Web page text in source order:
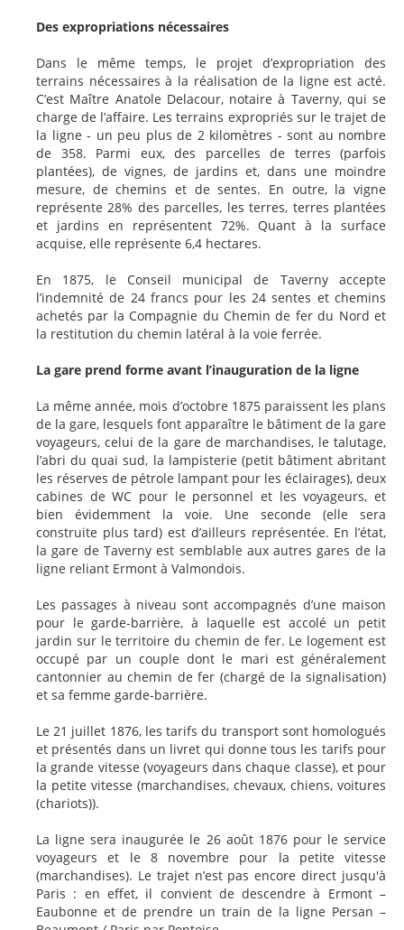
Des expropriations nécessaires
Dans le même temps, le projet d’expropriation des
terrains nécessaires à la réalisation de la ligne est acté.
C’est Maître Anatole Delacour, notaire à Taverny, qui se
charge de l’affaire. Les terrains expropriés sur le trajet de
la ligne - un peu plus de 2 kilomètres - sont au nombre
de 358. Parmi eux, des parcelles de terres (parfois
plantées), de vignes, de jardins et, dans une moindre
mesure, de chemins et de sentes. En outre, la vigne
représente 28% des parcelles, les terres, terres plantées
et jardins en représentent 72%. Quant à la surface
acquise, elle représente 6,4 hectares.
En 1875, le Conseil municipal de Taverny accepte
l’indemnité de 24 francs pour les 24 sentes et chemins
achetés par la Compagnie du Chemin de fer du Nord et
la restitution du chemin latéral à la voie ferrée.
La gare prend forme avant l’inauguration de la ligne
La même année, mois d’octobre 1875 paraissent les plans
de la gare, lesquels font apparaître le bâtiment de la gare
voyageurs, celui de la gare de marchandises, le talutage,
l’abri du quai sud, la lampisterie (petit bâtiment abritant
les réserves de pétrole lampant pour les éclairages), deux
cabines de WC pour le personnel et les voyageurs, et
bien évidemment la voie. Une seconde (elle sera
construite plus tard) est d’ailleurs représentée. En l’état,
la gare de Taverny est semblable aux autres gares de la
ligne reliant Ermont à Valmondois.
Les passages à niveau sont accompagnés d’une maison
pour le garde-barrière, à laquelle est accolé un petit
jardin sur le territoire du chemin de fer. Le logement est
occupé par un couple dont le mari est généralement
cantonnier au chemin de fer (chargé de la signalisation)
et sa femme garde-barrière.
Le 21 juillet 1876, les tarifs du transport sont homologués
et présentés dans un livret qui donne tous les tarifs pour
la grande vitesse (voyageurs dans chaque classe), et pour
la petite vitesse (marchandises, chevaux, chiens, voitures
(chariots)).
La ligne sera inaugurée le 26 août 1876 pour le service
voyageurs et le 8 novembre pour la petite vitesse
(marchandises). Le trajet n’est pas encore direct jusqu'à
Paris : en effet, il convient de descendre à Ermont –
Eaubonne et de prendre un train de la ligne Persan –